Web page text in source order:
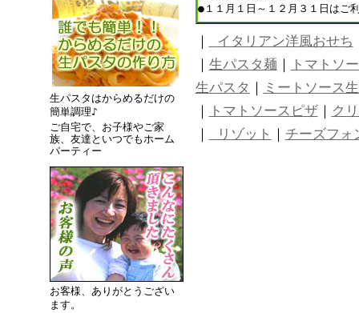
生パスタはからめるだけの
簡単調理♪
ご自宅で、お子様やご家
族、友達といつでもホーム
パーティー
お客様、ありがとうござい
ます。
●１１月１日～１２月３１日はご
｜ イタリアン洋風おせち
｜ 生パスタ麺 ｜
トマトソ
生パスタ ｜ ミートソース
｜
トマトソースピザ｜ ク
｜
リゾット ｜ チーズフォ